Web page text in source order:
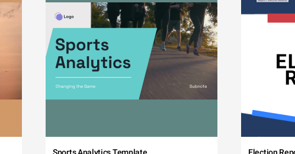
Sports Analytics Template Election